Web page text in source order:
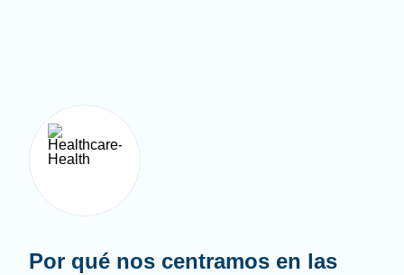
Por qué nos centramos en las